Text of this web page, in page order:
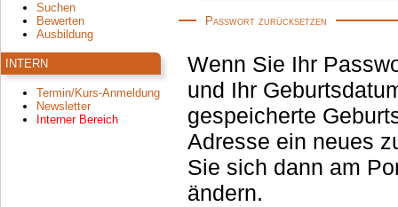
Suchen
Bewerten
Ausbildung
INTERN
Termin/Kurs-Anmeldung
Newsletter
Interner Bereich
Passwort zurücksetzen
Wenn Sie Ihr
und Ihr
gespeicherte Geburtsdatum korrekt ist, wird an die hinterlegte E-Mail-
Adresse ein neues
Sie sich dann am Portal anmelden, sollten es aber umgehend
ändern.